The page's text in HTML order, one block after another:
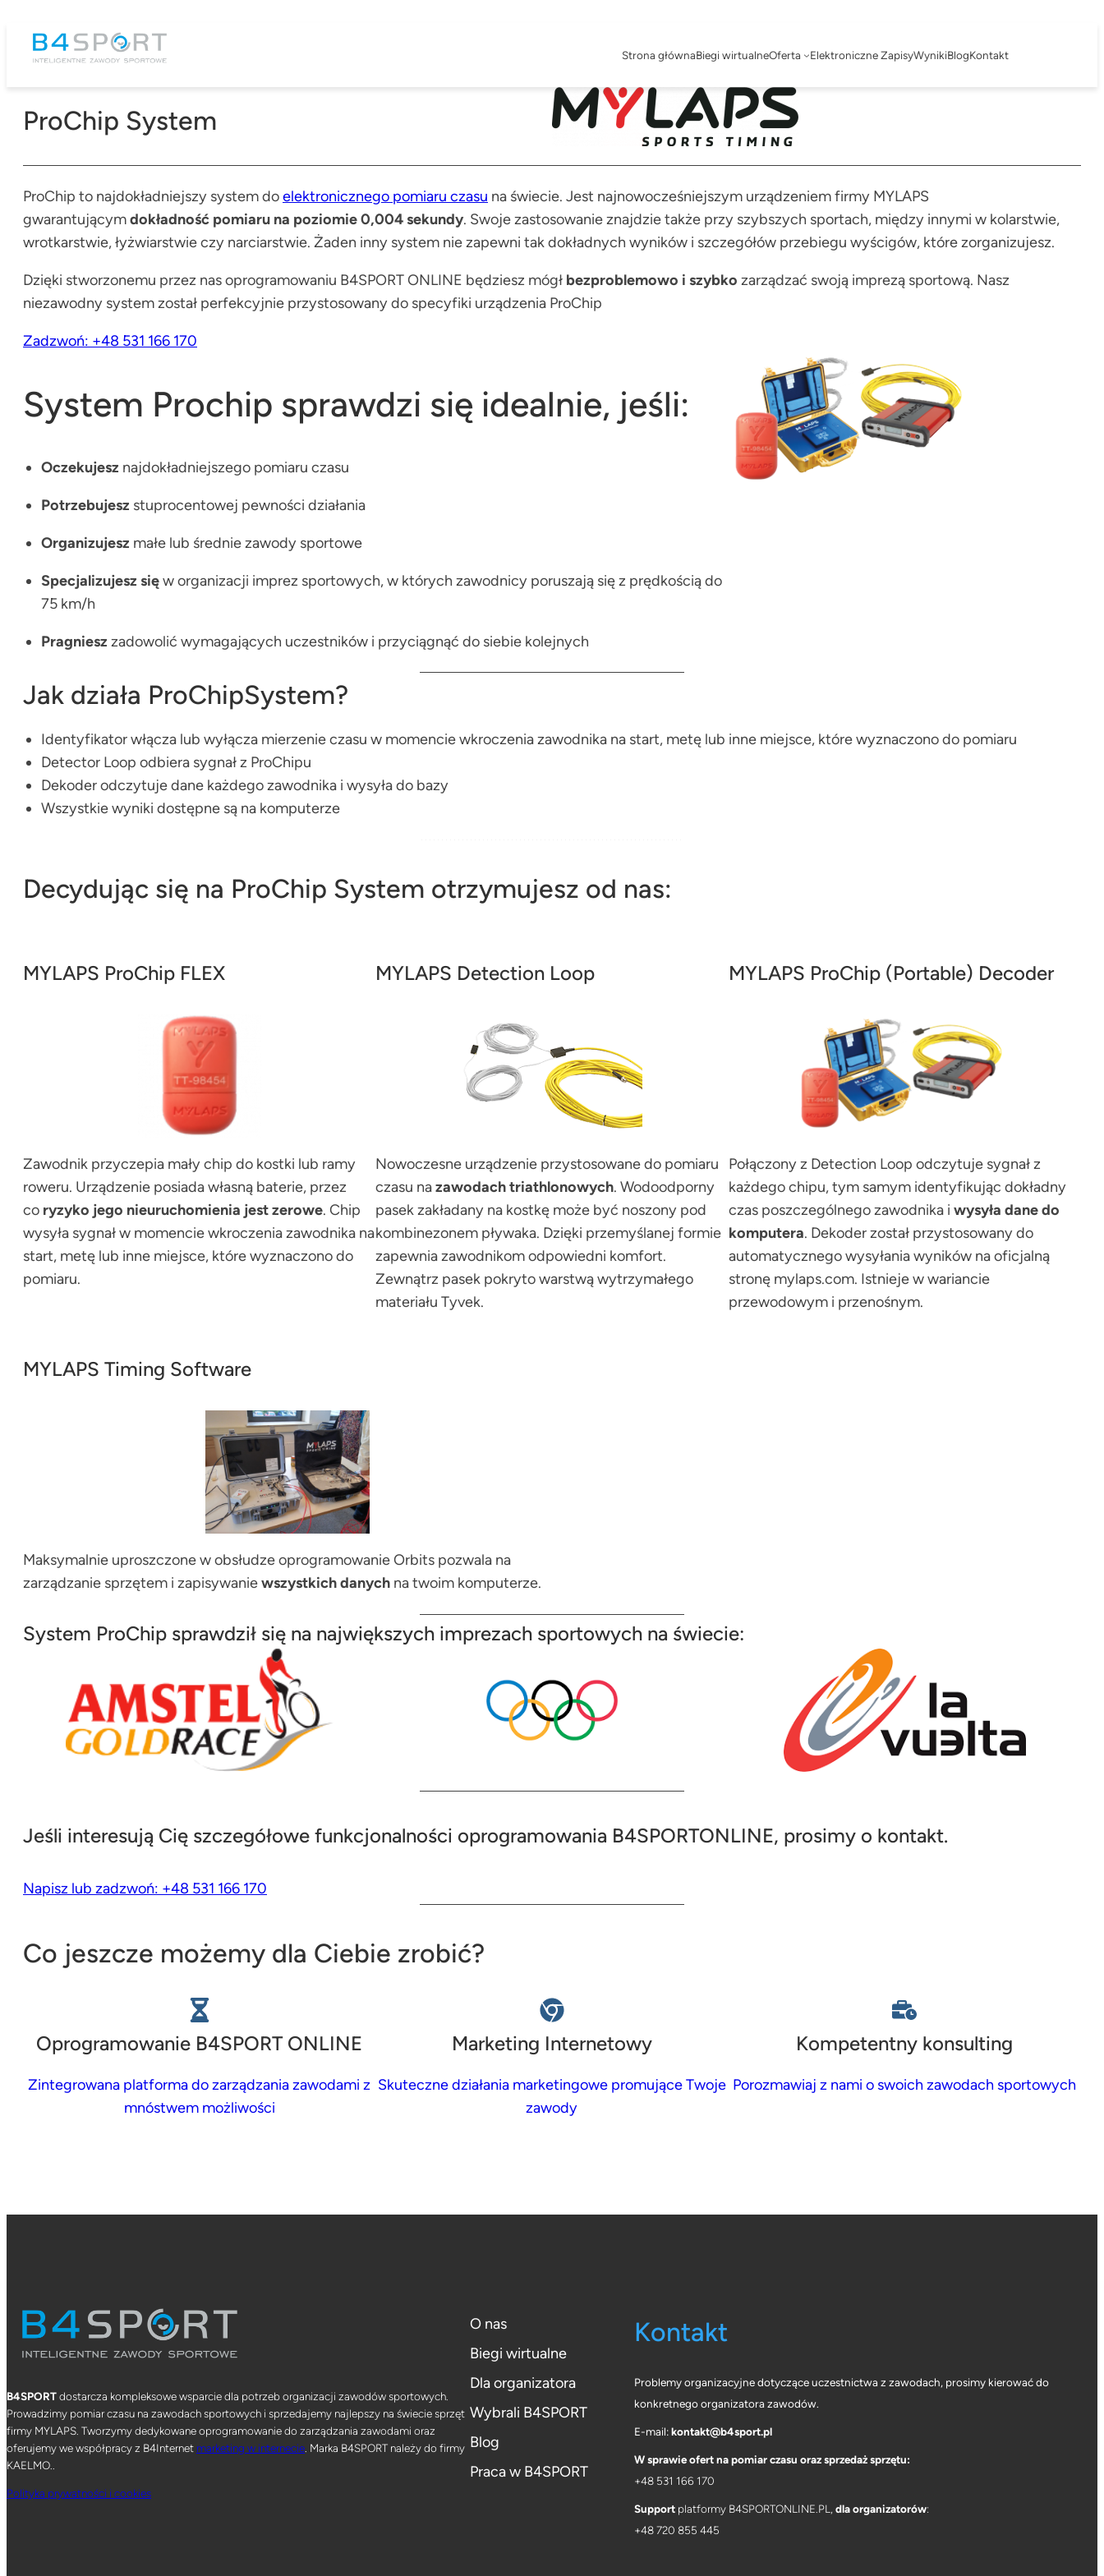
Przejdź
Strona głównaBiegi wirtualneOferta Elektroniczne ZapisyWynikiBlogKontakt
ProChip System
ProChip to najdokładniejszy system doelektronicznego pomiaru czasu na świecie. Jest najnowocześniejszym urządzeniem firmy MYLAPS
gwarantującymdokładność pomiaru na poziomie 0,004 sekundy. Swoje zastosowanie znajdzie także przy szybszych sportach, między innymi w kolarstwie,
wrotkarstwie, łyżwiarstwie czy narciarstwie. Żaden inny system nie zapewni tak dokładnych wyników i szczegółów przebiegu wyścigów, które zorganizujesz.
Dzięki stworzonemu przez nas oprogramowaniu B4SPORT ONLINE będziesz mógł bezproblemowo i szybko zarządzać swoją imprezą sportową. Nasz
niezawodny system został perfekcyjnie przystosowany do specyfiki urządzenia ProChip
Zadzwoń: +48 531 166 170
System Prochip sprawdzi się idealnie, jeśli:
Oczekujesz najdokładniejszego pomiaru czasu
Potrzebujesz stuprocentowej pewności działania
Organizujesz małe lub średnie zawody sportowe
Specjalizujesz sięw organizacji imprez sportowych, w których zawodnicy poruszają się z prędkością do
75 km/h
Pragniesz zadowolić wymagających uczestników i przyciągnąć do siebie kolejnych
Jak działa ProChipSystem?
Identyfikator włącza lub wyłącza mierzenie czasu w momencie wkroczenia zawodnika na start, metę lub inne miejsce, które wyznaczono do pomiaru
Detector Loop odbiera sygnał z ProChipu
Dekoder odczytuje dane każdego zawodnika i wysyła do bazy
Wszystkie wyniki dostępne są na komputerze
Decydując się na ProChip System otrzymujesz od nas:
MYLAPS ProChip FLEX
Zawodnik przyczepia mały chip do kostki lub ramy
roweru. Urządzenie posiada własną baterie, przez
co ryzyko jego nieuruchomienia jest zerowe. Chip
wysyła sygnał w momencie wkroczenia zawodnika na
start, metę lub inne miejsce, które wyznaczono do
pomiaru.
MYLAPS Detection Loop
Nowoczesne urządzenie przystosowane do pomiaru
czasu nazawodach triathlonowych. Wodoodporny
pasek zakładany na kostkę może być noszony pod
kombinezonem pływaka. Dzięki przemyślanej formie
zapewnia zawodnikom odpowiedni komfort.
Zewnątrz pasek pokryto warstwą wytrzymałego
materiału Tyvek.
MYLAPS ProChip (Portable) Decoder
Połączony z Detection Loop odczytuje sygnał z
każdego chipu, tym samym identyfikując dokładny
czas poszczególnego zawodnika i wysyła dane do
komputera. Dekoder został przystosowany do
automatycznego wysyłania wyników na oficjalną
stronę mylaps.com. Istnieje w wariancie
przewodowym i przenośnym.
MYLAPS Timing Software
Maksymalnie uproszczone w obsłudze oprogramowanie Orbits pozwala na
zarządzanie sprzętem i zapisywaniewszystkich danych na twoim komputerze.
System ProChip sprawdził się na największych imprezach sportowych na świecie:
Jeśli interesują Cię szczegółowe funkcjonalności oprogramowania B4SPORTONLINE, prosimy o kontakt.
Napisz lub zadzwoń: +48 531 166 170
Co jeszcze możemy dla Ciebie zrobić?
Oprogramowanie B4SPORT ONLINE
Zintegrowana platforma do zarządzania zawodami z
mnóstwem możliwości
Marketing Internetowy
Skuteczne działania marketingowe promujące Twoje
zawody
Kompetentny konsulting
Porozmawiaj z nami o swoich zawodach sportowych
B4SPORTdostarcza kompleksowe wsparcie dla potrzeb organizacji zawodów sportowych.
Prowadzimy pomiar czasu na zawodach sportowych i sprzedajemy najlepszy na świecie sprzęt
firmy MYLAPS. Tworzymy dedykowane oprogramowanie do zarządzania zawodami oraz
oferujemy we współpracy z B4Internet marketing w internecie . Marka B4SPORT należy do firmy
KAELMO..
Polityka prywatności i cookies
O nas
Biegi wirtualne
Dla organizatora
Wybrali B4SPORT
Blog
Praca w B4SPORT
Kontakt
Problemy organizacyjne dotyczące uczestnictwa z zawodach, prosimy kierować do
konkretnego organizatora zawodów.
E-mail:kontakt@b4sport.pl
W sprawie ofert na pomiar czasu oraz sprzedaż sprzętu:
+48 531 166 170
Support platformy B4SPORTONLINE.PL, dla organizatorów:
+48 720 855 445